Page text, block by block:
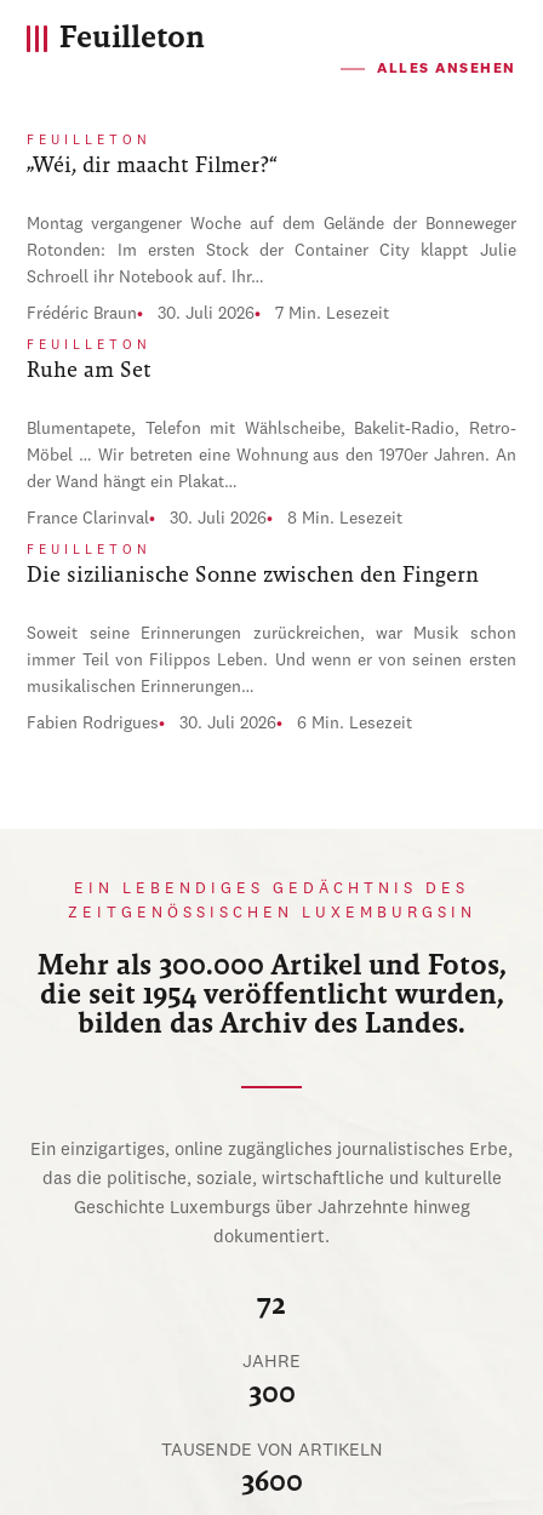
Feuilleton
ALLES ANSEHEN
FEUILLETON
„Wéi, dir maacht Filmer?“
Montag vergangener Woche auf dem Gelände der Bonneweger
Rotonden: Im ersten Stock der Container City klappt Julie
Schroell ihr Notebook auf. Ihr…
Frédéric Braun 30. Juli 2026 7 Min. Lesezeit
FEUILLETON
Ruhe am Set
Blumentapete, Telefon mit Wählscheibe, Bakelit-Radio, Retro-
Möbel … Wir betreten eine Wohnung aus den 1970er Jahren. An
der Wand hängt ein Plakat…
France Clarinval 30. Juli 2026 8 Min. Lesezeit
FEUILLETON
Die sizilianische Sonne zwischen den Fingern
Soweit seine Erinnerungen zurückreichen, war Musik schon
immer Teil von Filippos Leben. Und wenn er von seinen ersten
musikalischen Erinnerungen…
Fabien Rodrigues 30. Juli 2026 6 Min. Lesezeit
EIN LEBENDIGES GEDÄCHTNIS DES
ZEITGENÖSSISCHEN LUXEMBURGSIN
Mehr als 300.000 Artikel und Fotos,
die seit 1954 veröffentlicht wurden,
bilden das Archiv des Landes.
Ein einzigartiges, online zugängliches journalistisches Erbe,
das die politische, soziale, wirtschaftliche und kulturelle
Geschichte Luxemburgs über Jahrzehnte hinweg
dokumentiert.
72
JAHRE
300
TAUSENDE VON ARTIKELN
3600